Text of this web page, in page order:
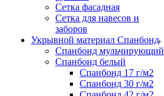
Сетка фасадная
Сетка для навесов и
заборов
Укрывной материал Спанбонд
Спанбонд мульчирующий
Спанбонд белый
Спанбонд 17 г/м2
Спанбонд 30 г/м2